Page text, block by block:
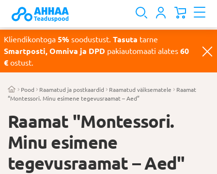
Kliendikontoga 5% soodustust. Tasuta tarne
Smartposti, Omniva ja DPD pakiautomaati alates 60
€ ostust.
Pood Raamatud ja postkaardid Raamatud väiksematele
Raamat
“Montessori. Minu esimene tegevusraamat – Aed”
Raamat "Montessori.
Minu esimene
tegevusraamat – Aed"